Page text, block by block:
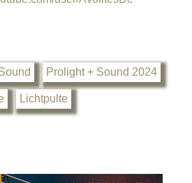
Prolight + Sound 2024
Lichtpulte